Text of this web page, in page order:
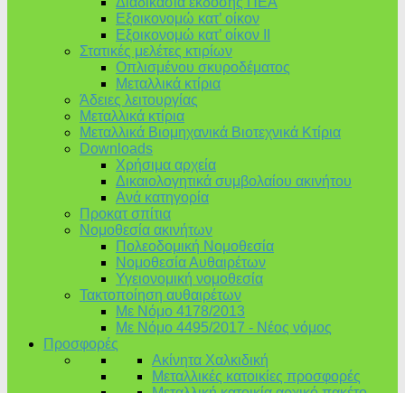
Εξοικονομώ κατ’ οίκoν
Εξοικονομώ κατ’ οίκον II
Στατικές μελέτες κτιρίων
Οπλισμένου σκυροδέματος
Μεταλλικά κτίρια
Άδειες λειτουργίας
Μεταλλικά κτίρια
Μεταλλικά Βιομηχανικά Βιοτεχνικά Κτίρια
Downloads
Χρήσιμα αρχεία
Δικαιολογητικά συμβολαίου ακινήτου
Ανά κατηγορία
Προκατ σπίτια
Νομοθεσία ακινήτων
Πολεοδομική Νομοθεσία
Νομοθεσία Αυθαιρέτων
Υγειονομική νομοθεσία
Τακτοποίηση αυθαιρέτων
Με Νόμο 4178/2013
Με Νόμο 4495/2017 - Νέος νόμος
Προσφορές
Ακίνητα Χαλκιδική
Μεταλλικές κατοικίες προσφορές